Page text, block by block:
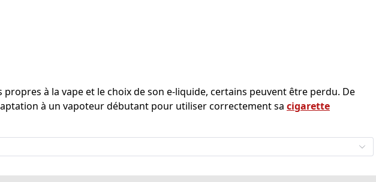
à la vape et le choix de son e-liquide, certains peuvent être perdu. De
à un vapoteur débutant pour utiliser correctement sa cigarette